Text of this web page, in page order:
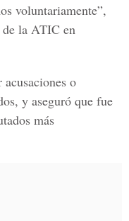
voluntariamente”,
de la ATIC en
o
y aseguró que fue
más